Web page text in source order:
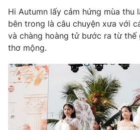
Emagazine
Photo
Video Shorts
VTV Money VTV
VTV Sức khoẻ Bất
Hi Autumn lấy cảm hứng mùa thu
bên trong là câu chuyện xưa với
và chàng hoàng tử bước ra từ thế
thơ mộng.